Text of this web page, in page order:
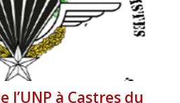
l’UNP à Castres du